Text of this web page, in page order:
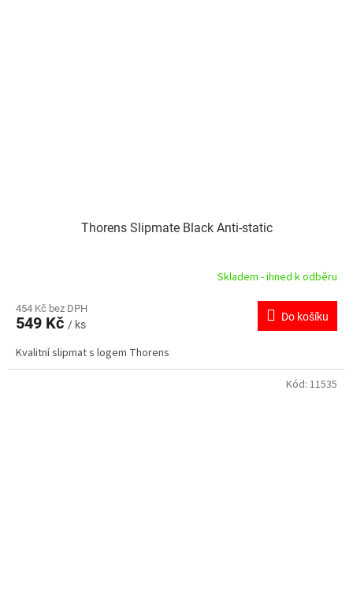
Thorens Slipmate Black Anti-static
Skladem - ihned k odběru
454 Kč bez DPH
549 Kč / ks
Do košíku
Kvalitní slipmat s logem Thorens
Kód: 11535